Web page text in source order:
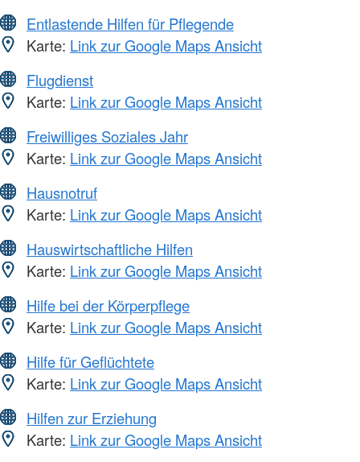
Entlastende Hilfen für Pflegende
Karte: Link zur Google Maps Ansicht
Flugdienst
Karte: Link zur Google Maps Ansicht
Freiwilliges Soziales Jahr
Karte: Link zur Google Maps Ansicht
Hausnotruf
Karte: Link zur Google Maps Ansicht
Hauswirtschaftliche Hilfen
Karte: Link zur Google Maps Ansicht
Hilfe bei der Körperpflege
Karte: Link zur Google Maps Ansicht
Hilfe für Geflüchtete
Karte: Link zur Google Maps Ansicht
Hilfen zur Erziehung
Karte: Link zur Google Maps Ansicht